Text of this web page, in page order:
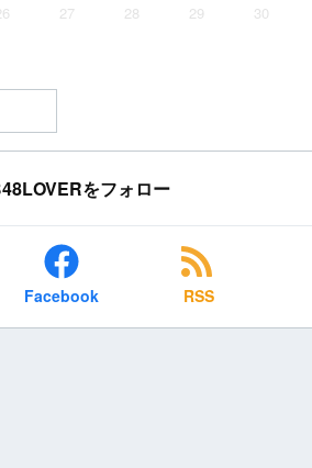
27 28 29
30
をフォロー
Facebook RSS